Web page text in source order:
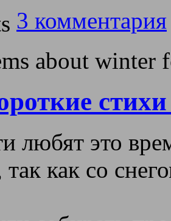
3 комментария
любят это
как со